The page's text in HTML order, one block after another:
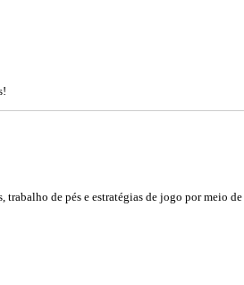
trabalho de pés e estratégias de jogo por meio